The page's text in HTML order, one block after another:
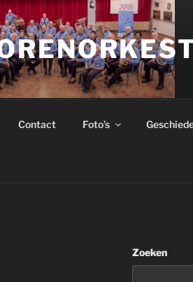
Contact Foto’s
Zoeken